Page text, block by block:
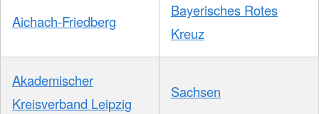
Aichach-Friedberg
Bayerisches Rotes
Kreuz
Akademischer
Kreisverband Leipzig
Sachsen